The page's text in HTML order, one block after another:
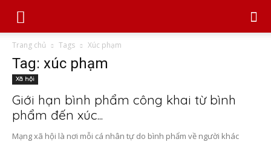
Trang chủ Tags Xúc phạm
Tag: xúc phạm
Xã hội
Giới hạn bình phẩm công khai từ bình
phẩm đến xúc...
Mạng xã hội là nơi mỗi cá nhân tự do bình phẩm về người khác